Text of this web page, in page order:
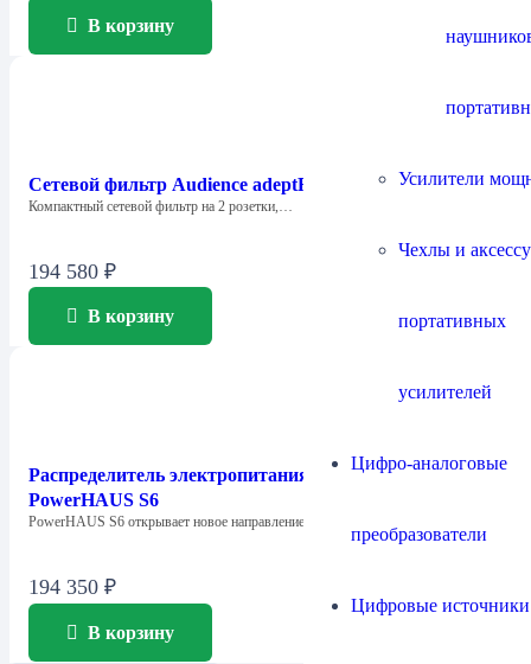
Усилители
Чехлы и
портативных
усилителей
Цифро-аналоговые
преобразователи
Цифровые источники
В корзину
Сетевой фильтр Audience adeptResponse aR2P Euro
Компактный сетевой фильтр на 2 розетки,…
194 580 ₽
В корзину
Распределитель электропитания Chord Company
PowerHAUS S6
PowerHAUS S6 открывает новое направление продукции…
194 350 ₽
В корзину